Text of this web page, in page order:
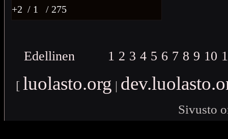
+2 / 1 / 275
Edellinen 1 2 3 4 5 6 7 8 9 10
[ luolasto.org |
Sivusto